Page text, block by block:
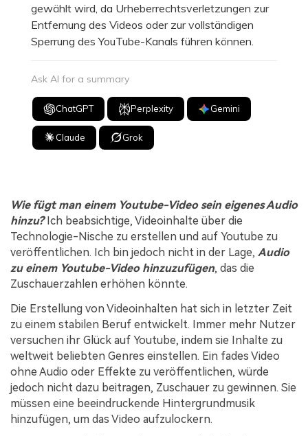
gewählt wird, da Urheberrechtsverletzungen zur
Entfernung des Videos oder zur vollständigen
Sperrung des YouTube-Kanals führen können.
Ask AI for a summary
ChatGPT Perplexity Gemini
Claude Grok
Wie fügt man einem Youtube-Video sein eigenes Audio
hinzu?Ich beabsichtige, Videoinhalte über die
Technologie-Nische zu erstellen und auf Youtube zu
veröffentlichen. Ich bin jedoch nicht in der Lage, Audio
zu einem Youtube-Video hinzuzufügen, das die
Zuschauerzahlen erhöhen könnte.
Die Erstellung von Videoinhalten hat sich in letzter Zeit
zu einem stabilen Beruf entwickelt. Immer mehr Nutzer
versuchen ihr Glück auf Youtube, indem sie Inhalte zu
weltweit beliebten Genres einstellen. Ein fades Video
ohne Audio oder Effekte zu veröffentlichen, würde
jedoch nicht dazu beitragen, Zuschauer zu gewinnen. Sie
müssen eine beeindruckende Hintergrundmusik
hinzufügen, um das Video aufzulockern.